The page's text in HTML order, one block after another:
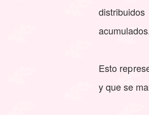
Esto
y que se